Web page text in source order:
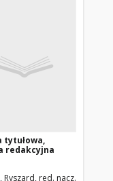
Medyczny w Łodzi
tytułowa,
redakcyjna
Ryszard, red. nacz.